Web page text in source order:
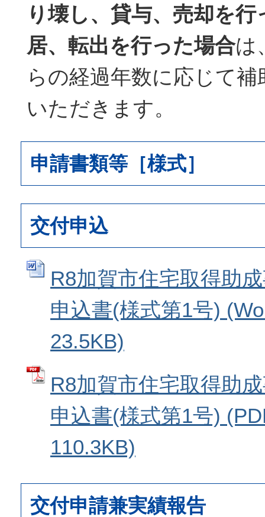
り壊し、貸与、売却を行
居、転出を行った場合は
らの経過年数に応じて
いただきます。
申請書類等［様式］
交付申込
R8加賀市住宅取得助
申込書(様式第1号)
23.5KB)
R8加賀市住宅取得助
申込書(様式第1号)
110.3KB)
交付申請兼実績報告